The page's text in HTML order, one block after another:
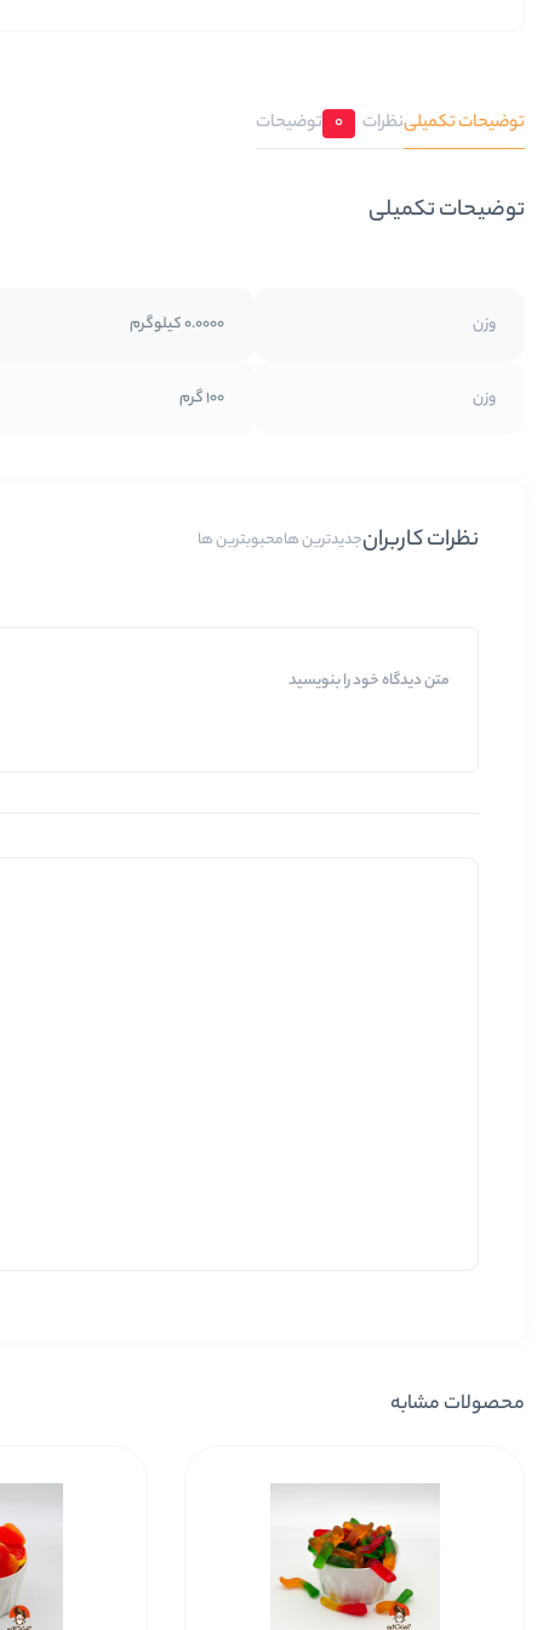
توضیحات تکمیلینظرات 0 توضیحات
توضیحات تکمیلی
وزن 0.0000 کیلوگرم
وزن 100 گرم
نظرات کاربرانجدیدترین هامحبوبترین ها
محصولات مشابه